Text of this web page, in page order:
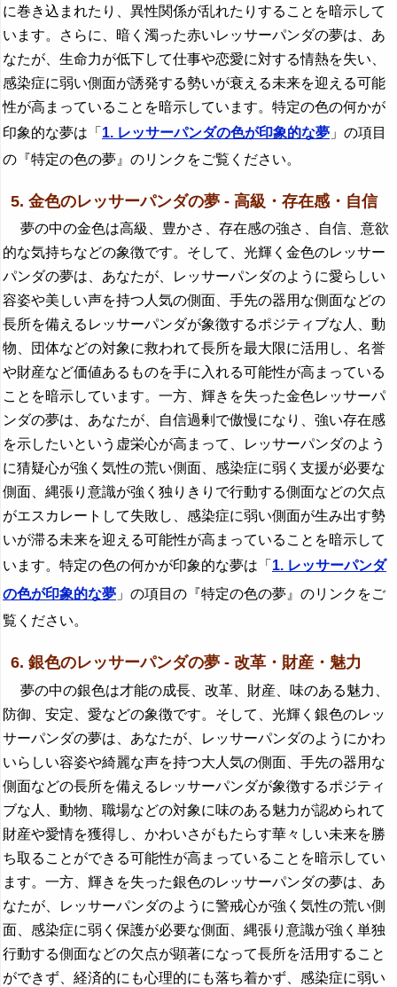
に巻き込まれたり、異性関係が乱れたりすることを暗示して
います。さらに、暗く濁った赤いレッサーパンダの夢は、あ
なたが、生命力が低下して仕事や恋愛に対する情熱を失い、
感染症に弱い側面が誘発する勢いが衰える未来を迎える可能
性が高まっていることを暗示しています。特定の色の何かが
印象的な夢は「 1. レッサーパンダの色が印象的な夢 」の項目
の『特定の色の夢』のリンクをご覧ください。
5. 金色のレッサーパンダの夢 - 高級・存在感・自信
夢の中の金色は高級、豊かさ、存在感の強さ、自信、意欲
的な気持ちなどの象徴です。そして、光輝く金色のレッサー
パンダの夢は、あなたが、レッサーパンダのように愛らしい
容姿や美しい声を持つ人気の側面、手先の器用な側面などの
長所を備えるレッサーパンダが象徴するポジティブな人、動
物、団体などの対象に救われて長所を最大限に活用し、名誉
や財産など価値あるものを手に入れる可能性が高まっている
ことを暗示しています。一方、輝きを失った金色レッサーパ
ンダの夢は、あなたが、自信過剰で傲慢になり、強い存在感
を示したいという虚栄心が高まって、レッサーパンダのよう
に猜疑心が強く気性の荒い側面、感染症に弱く支援が必要な
側面、縄張り意識が強く独りきりで行動する側面などの欠点
がエスカレートして失敗し、感染症に弱い側面が生み出す勢
いが滞る未来を迎える可能性が高まっていることを暗示して
います。特定の色の何かが印象的な夢は「 1. レッサーパンダ
の色が印象的な夢 」の項目の『特定の色の夢』のリンクをご
覧ください。
6. 銀色のレッサーパンダの夢 - 改革・財産・魅力
夢の中の銀色は才能の成長、改革、財産、味のある魅力、
防御、安定、愛などの象徴です。そして、光輝く銀色のレッ
サーパンダの夢は、あなたが、レッサーパンダのようにかわ
いらしい容姿や綺麗な声を持つ大人気の側面、手先の器用な
側面などの長所を備えるレッサーパンダが象徴するポジティ
ブな人、動物、職場などの対象に味のある魅力が認められて
財産や愛情を獲得し、かわいさがもたらす華々しい未来を勝
ち取ることができる可能性が高まっていることを暗示してい
ます。一方、輝きを失った銀色のレッサーパンダの夢は、あ
なたが、レッサーパンダのように警戒心が強く気性の荒い側
面、感染症に弱く保護が必要な側面、縄張り意識が強く単独
行動する側面などの欠点が顕著になって長所を活用すること
ができず、経済的にも心理的にも落ち着かず、感染症に弱い